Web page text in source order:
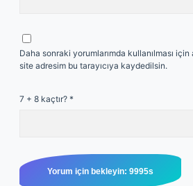
Daha sonraki yorumlarımda kullanılması
site adresim bu tarayıcıya kaydedilsin.
7 + 8 kaçtır? *